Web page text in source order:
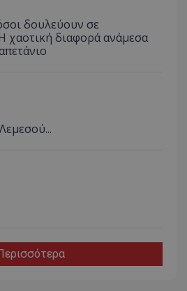
δουλεύουν σε
χαοτική διαφορά ανάμεσα